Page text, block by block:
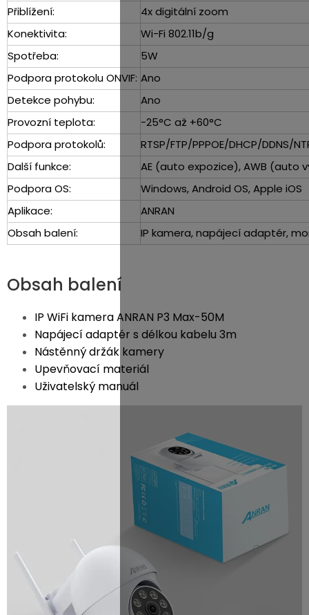
Přiblížení:
4x digitální zoom
Konektivita:
Wi-Fi 802.11b/g
Spotřeba:
5W
Podpora protokolu ONVIF: Ano
Detekce pohybu:
Ano
Provozní teplota:
-25°C až +60°C
Podpora protokolů:
RTSP/FTP/PPPOE/DHCP/DDNS/
Další funkce:
AE (auto expozice), AWB (auto
Podpora OS:
Windows, Android OS, Apple iOS
Aplikace:
ANRAN
Obsah balení:
IP kamera, napájecí adaptér,
Obsah balení
IP WiFi kamera ANRAN P3 Max-50M
Napájecí adaptér s délkou kabelu 3m
Nástěnný držák kamery
Upevňovací materiál
Uživatelský manuál